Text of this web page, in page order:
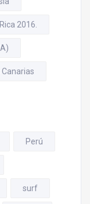
2016.
Canarias
Perú
surf